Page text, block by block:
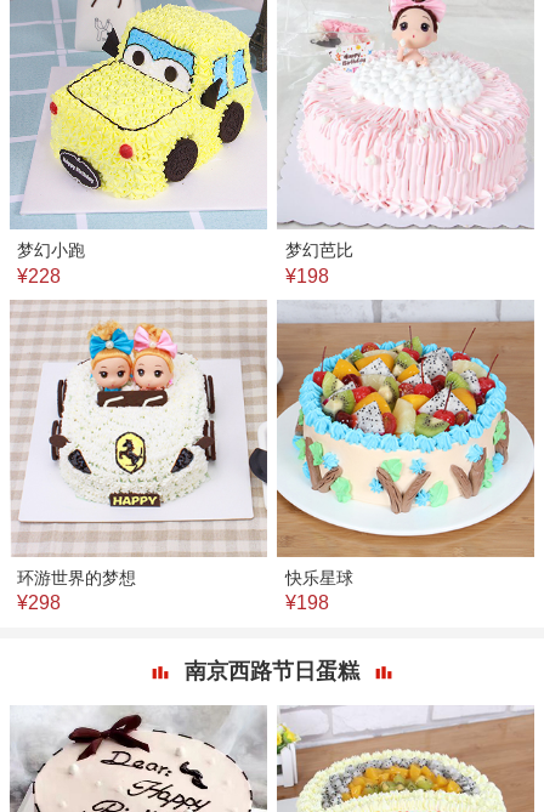
梦幻小跑
¥228
梦幻芭比
¥198
环游世界的梦想
¥298
快乐星球
¥198
南京西路节日蛋糕